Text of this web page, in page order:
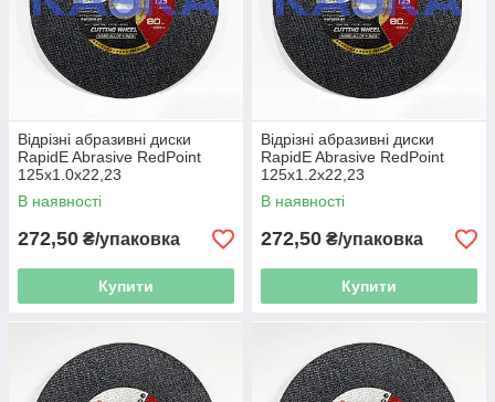
Відрізні абразивні диски
RapidE Abrasive RedPoint
125x1.0x22,23
В наявності
272,50 ₴/упаковка
Купити
Відрізні абразивні диски
RapidE Abrasive RedPoint
125x1.2x22,23
В наявності
272,50 ₴/упаковка
Купити